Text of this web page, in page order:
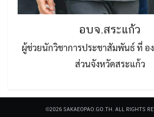
อบจ.สระแก้ว
ผู้ช่วยนักวิชาการประชาสัมพันธ์ ที่ อ
ส่วนจังหวัดสระแก้ว
©2026 SAKAEOPAO.GO.TH. ALL RIGHTS